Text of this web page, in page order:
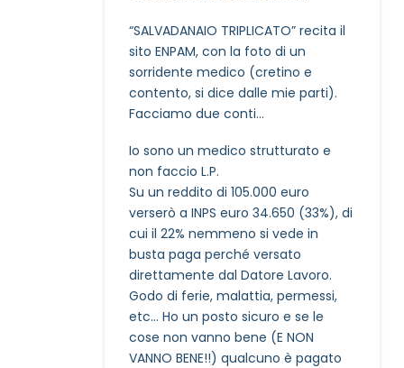
“SALVADANAIO TRIPLICATO” recita il
sito ENPAM, con la foto di un
sorridente medico (cretino e
contento, si dice dalle mie parti).
Facciamo due conti…
Io sono un medico strutturato e
non faccio L.P.
Su un reddito di 105.000 euro
verserò a INPS euro 34.650 (33%), di
cui il 22% nemmeno si vede in
busta paga perché versato
direttamente dal Datore Lavoro.
Godo di ferie, malattia, permessi,
etc… Ho un posto sicuro e se le
cose non vanno bene (E NON
VANNO BENE!!) qualcuno è pagato